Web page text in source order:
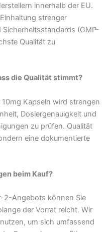
innerhalb der EU.
strenger
(GMP-
Qualität zu
die Qualität stimmt?
Kapseln wird strengen
Dosiergenauigkeit und
zu prüfen. Qualität
eine dokumentierte
beim Kauf?
2-Angebots können Sie
der Vorrat reicht. Wir
um sich umfassend